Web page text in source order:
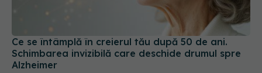
Ce se întâmplă în creierul tău după 50 de ani.
Schimbarea invizibilă care deschide drumul spre
Alzheimer